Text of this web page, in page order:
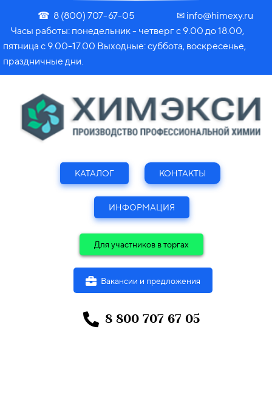
☎ 8 (800) 707-67-05 ✉ info@himexy.ru
Часы работы: понедельник - четверг с 9.00 до 18.00,
пятница с 9.00-17.00 Выходные: суббота, воскресенье,
праздничные дни.
КАТАЛОГ КОНТАКТЫ
ИНФОРМАЦИЯ
Для участников в торгах
Вакансии и предложения
8 800 707 67 05